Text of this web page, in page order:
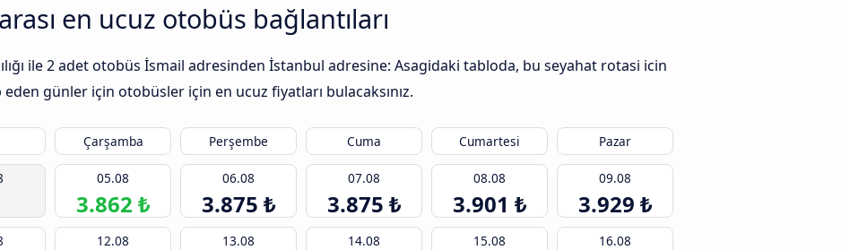
en ucuz otobüs bağlantıları
ile 2 adet otobüs İsmail adresinden İstanbul adresine: Asagidaki tabloda, bu seyahat rotasi icin
günler için otobüsler için en ucuz fiyatları bulacaksınız.
Çarşamba Perşembe Cuma Cumartesi Pazar
05.08
3.862 ₺
06.08
3.875 ₺
07.08
3.875 ₺
08.08
3.901 ₺
09.08
3.929 ₺
12.08 13.08 14.08 15.08 16.08